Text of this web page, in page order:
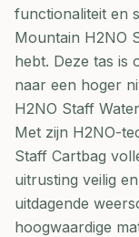
functionaliteit en
Mountain H2NO
hebt. Deze tas is
naar een hoger
H2NO Staff
Met zijn H2NO-
Staff Cartbag
uitrusting veilig
uitdagende
hoogwaardige